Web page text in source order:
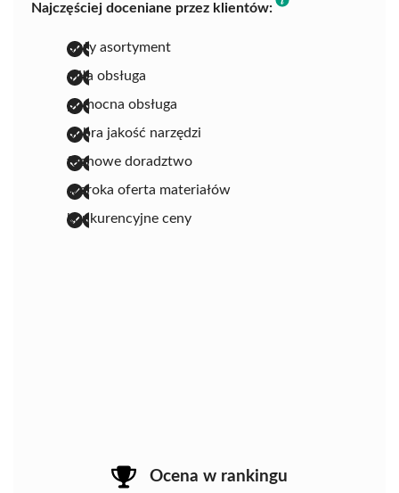
Najczęściej doceniane przez klientów:
duży asortyment
miła obsługa
pomocna obsługa
dobra jakość narzędzi
fachowe doradztwo
szeroka oferta materiałów
konkurencyjne ceny
Ocena w rankingu